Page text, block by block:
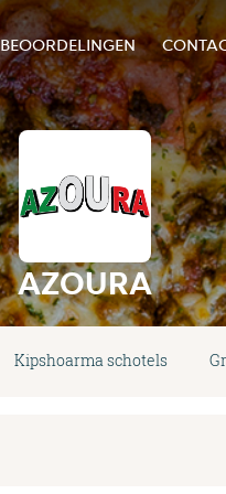
BEOORDELINGEN
AZOURA
Kipshoarma schotels